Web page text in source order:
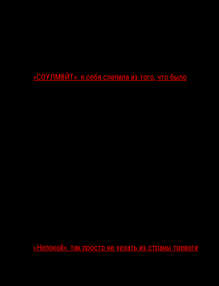
«СОУЛМ8ЙТ»: я себя слепила из того, что было
«Непокой»: так просто не уехать из страны тревоги